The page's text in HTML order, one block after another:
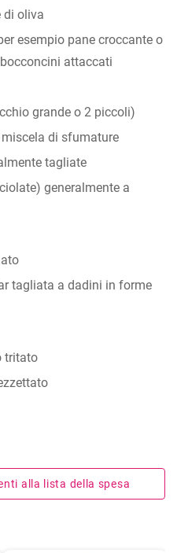
di oliva
esempio pane croccante o
attaccati
grande o 2 piccoli)
di sfumature
tagliate
generalmente a
tagliata a dadini in forme
tritato
alla lista della spesa